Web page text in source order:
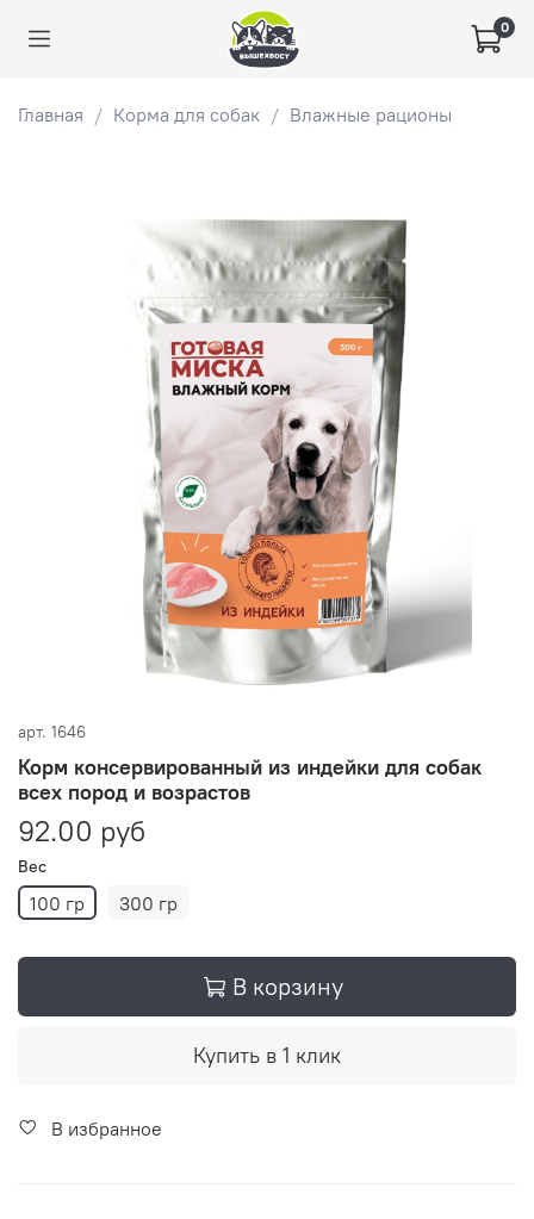
0
Главная Корма для собак Влажные рационы
арт. 1646
Корм консервированный из индейки для собак
всех пород и возрастов
92.00 руб
Вес
100 гр 300 гр
В корзину
Купить в 1 клик
В избранное